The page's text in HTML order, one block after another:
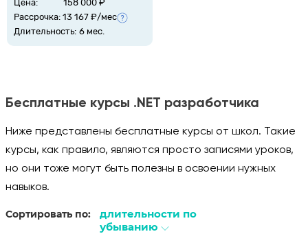
Цена:
158 000 ₽
Рассрочка: 13 167 ₽/мес
Длительность: 6 мес.
Бесплатные курсы .NET разработчика
Ниже представлены бесплатные курсы от школ. Такие
курсы, как правило, являются просто записями уроков,
но они тоже могут быть полезны в освоении нужных
навыков.
Сортировать по:
длительности по
убыванию